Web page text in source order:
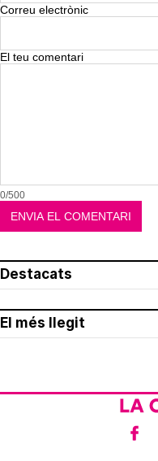
Correu electrònic
El teu comentari
0/500
Destacats
El més llegit